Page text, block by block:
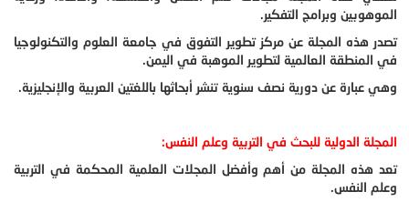
الموهوبين وبرامج التفكير.
تصدر هذه المجلة عن مركز تطوير التفوق في جامعة العلوم والتكنولوجيا
في المنطقة العالمية لتطوير الموهبة في اليمن.
وهي عبارة عن دورية نصف سنوية تنشر أبحاثها باللغتين العربية والإنجليزية.
المجلة الدولية للبحث في التربية وعلم النفس:
تعد هذه المجلة من أهم وأفضل المجلات العلمية المحكمة في التربية
وعلم النفس.